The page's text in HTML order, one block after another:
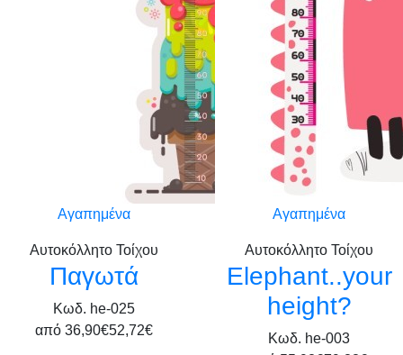
Αγαπημένα
Αυτοκόλλητο Τοίχου
Παγωτά
Κωδ. he-025
από 36,90€52,72€
Αγαπημένα
Αυτοκόλλητο Τοίχου
Elephant..your
height?
Κωδ. he-003